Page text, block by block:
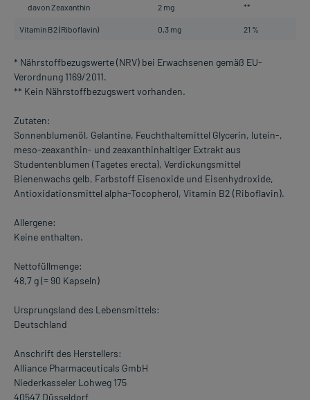
davon Zeaxanthin 2 mg **
Vitamin B2 (Riboflavin) 0,3 mg 21 %
* Nährstoffbezugswerte (NRV) bei Erwachsenen gemäß EU-
Verordnung 1169/2011.
** Kein Nährstoffbezugswert vorhanden.
Zutaten:
Sonnenblumenöl, Gelantine, Feuchthaltemittel Glycerin, lutein-,
meso-zeaxanthin- und zeaxanthinhaltiger Extrakt aus
Studentenblumen (Tagetes erecta), Verdickungsmittel
Bienenwachs gelb, Farbstoff Eisenoxide und Eisenhydroxide,
Antioxidationsmittel alpha-Tocopherol, Vitamin B2 (Riboflavin).
Allergene:
Keine enthalten.
Nettofüllmenge:
48,7 g (= 90 Kapseln)
Ursprungsland des Lebensmittels:
Deutschland
Anschrift des Herstellers:
Alliance Pharmaceuticals GmbH
Niederkasseler Lohweg 175
40547 Düsseldorf